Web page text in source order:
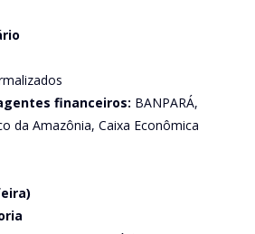
financeiros: BANPARÁ,
da Amazônia, Caixa Econômica